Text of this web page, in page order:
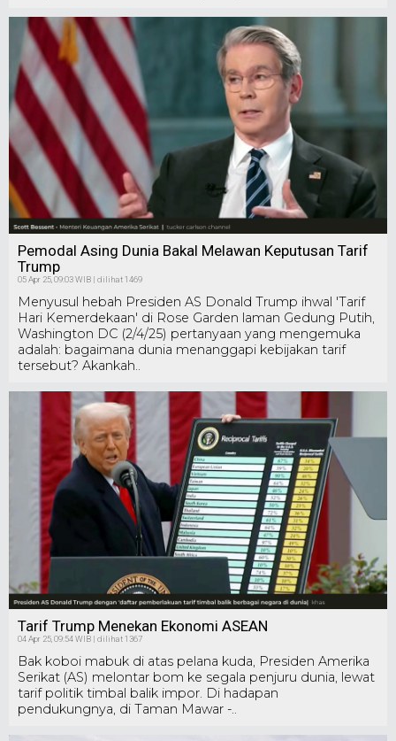
Pemodal Asing Dunia Bakal Melawan Keputusan Tarif
Trump
05 Apr 25, 09:03 WIB | dilihat 1469
Menyusul hebah Presiden AS Donald Trump ihwal 'Tarif
Hari Kemerdekaan' di Rose Garden laman Gedung Putih,
Washington DC (2/4/25) pertanyaan yang mengemuka
adalah: bagaimana dunia menanggapi kebijakan tarif
tersebut? Akankah..
Tarif Trump Menekan Ekonomi ASEAN
04 Apr 25, 09:54 WIB | dilihat 1367
Bak koboi mabuk di atas pelana kuda, Presiden Amerika
Serikat (AS) melontar bom ke segala penjuru dunia, lewat
tarif politik timbal balik impor. Di hadapan
pendukungnya, di Taman Mawar -..